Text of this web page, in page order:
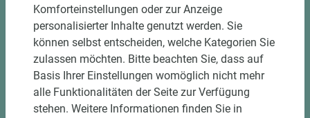
Komforteinstellungen oder zur Anzeige
personalisierter Inhalte genutzt werden. Sie
können selbst entscheiden, welche Kategorien Sie
zulassen möchten. Bitte beachten Sie, dass auf
Basis Ihrer Einstellungen womöglich nicht mehr
alle Funktionalitäten der Seite zur Verfügung
stehen. Weitere Informationen finden Sie in